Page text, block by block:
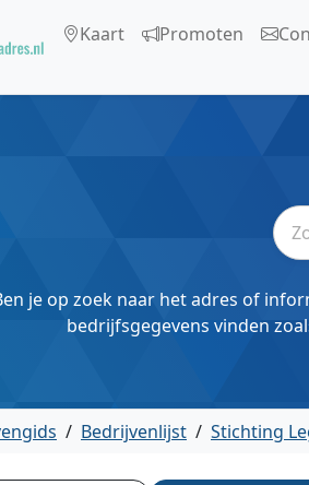
Kaart Promoten
je op zoek naar het adres of
bedrijfsgegevens vinden
/ Bedrijvenlijst / Stichting